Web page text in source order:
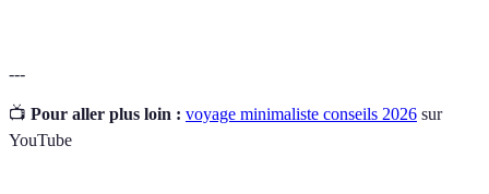
---
📺 Pour aller plus loin : voyage minimaliste conseils 2026 sur
YouTube